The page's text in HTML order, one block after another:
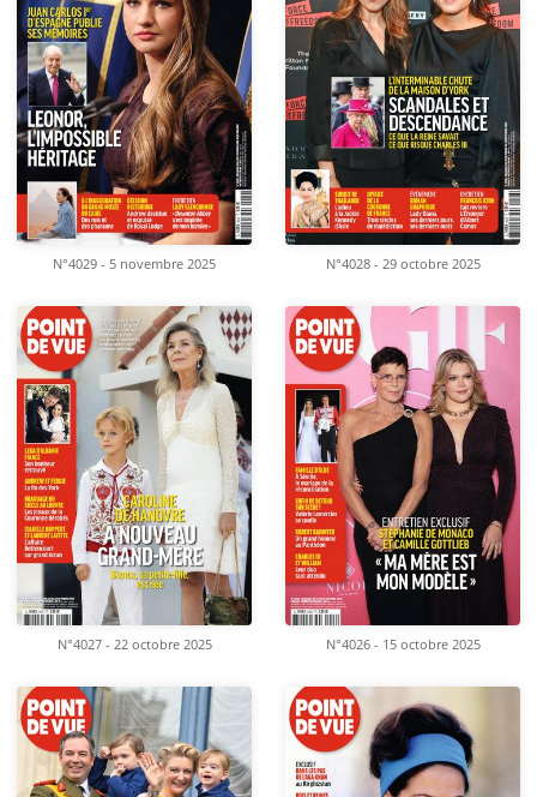
N°4029 - 5 novembre 2025 N°4028 - 29 octobre 2025
N°4027 - 22 octobre 2025 N°4026 - 15 octobre 2025